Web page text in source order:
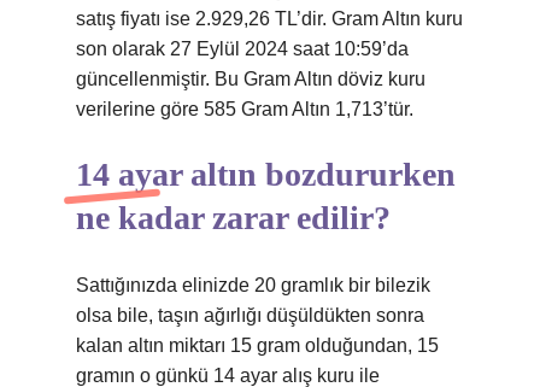
satış fiyatı ise 2.929,26 TL’dir. Gram Altın kuru
son olarak 27 Eylül 2024 saat 10:59’da
güncellenmiştir. Bu Gram Altın döviz kuru
verilerine göre 585 Gram Altın 1,713’tür.
14 ayar altın bozdururken
ne kadar zarar edilir?
Sattığınızda elinizde 20 gramlık bir bilezik
olsa bile, taşın ağırlığı düşüldükten sonra
kalan altın miktarı 15 gram olduğundan, 15
gramın o günkü 14 ayar alış kuru ile